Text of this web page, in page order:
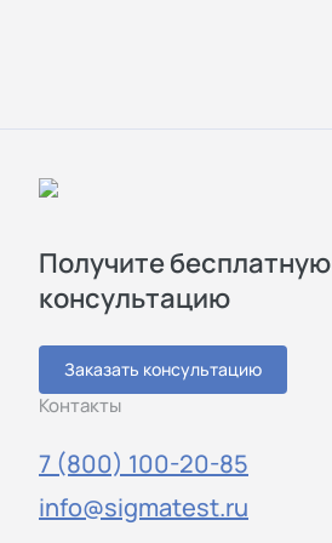
Получите бесплатную
консультацию
Заказать консультацию
Контакты
7 (800) 100-20-85
info@sigmatest.ru